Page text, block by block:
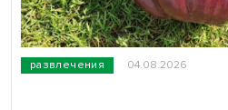
развлечения 04.08.2026